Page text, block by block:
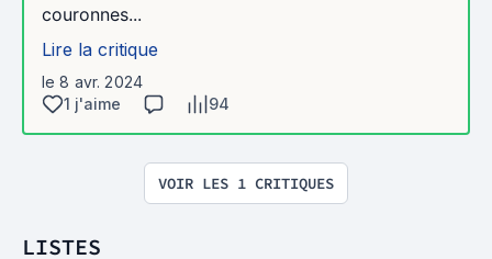
couronnes...
Lire la critique
le 8 avr. 2024
1 j'aime
94
VOIR LES 1 CRITIQUES
LISTES